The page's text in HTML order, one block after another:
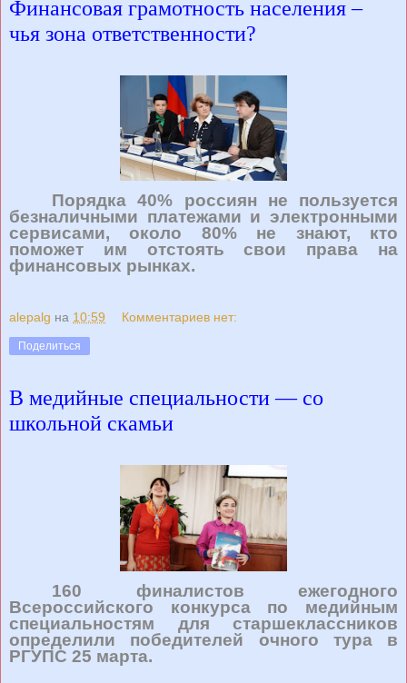
Финансовая грамотность населения –
чья зона ответственности?
Порядка 40% россиян не пользуется
безналичными платежами и электронными
сервисами, около 80% не знают, кто
поможет им отстоять свои права на
финансовых рынках.
alepalg на 10:59 Комментариев нет:
Поделиться
В медийные специальности — со
школьной скамьи
160 финалистов ежегодного
Всероссийского конкурса по медийным
специальностям для старшеклассников
определили победителей очного тура в
РГУПС 25 марта.